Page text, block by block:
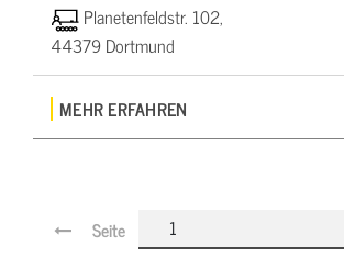
Planetenfeldstr. 102,
44379 Dortmund
MEHR ERFAHREN
Seite